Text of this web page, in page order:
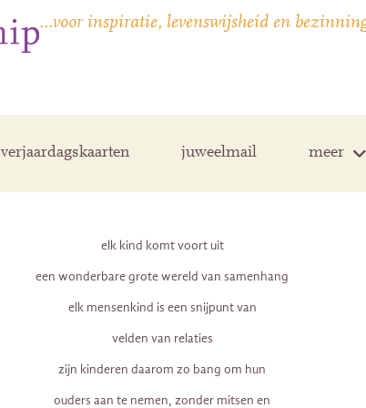
…voor inspiratie, levenswijsheid en
verjaardagskaarten juweelmail meer
elk kind komt voort uit
een wonderbare grote wereld van samenhang
elk mensenkind is een snijpunt van
velden van relaties
zijn kinderen daarom zo bang om hun
ouders aan te nemen, zonder mitsen en